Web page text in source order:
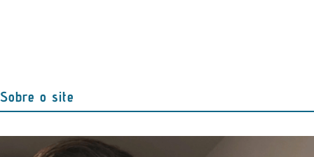
Sobre o site